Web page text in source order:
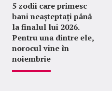
5 zodii care primesc
bani neașteptați până
la finalul lui 2026.
Pentru una dintre ele,
norocul vine în
noiembrie